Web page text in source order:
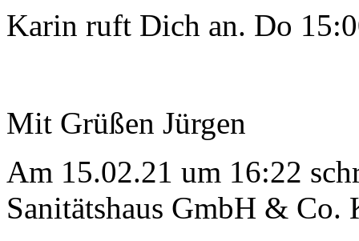
Karin ruft Dich an. Do
Mit Grüßen Jürgen
Am 15.02.21 um 16:22
Sanitätshaus GmbH & Co.